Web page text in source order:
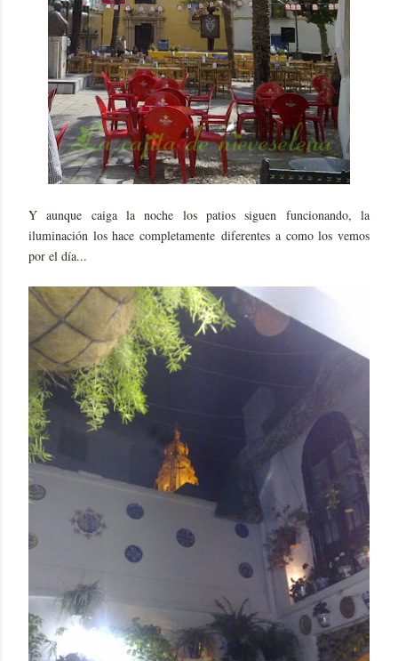
Y aunque caiga la noche los patios siguen funcionando, la
iluminación los hace completamente diferentes a como los vemos
por el día...